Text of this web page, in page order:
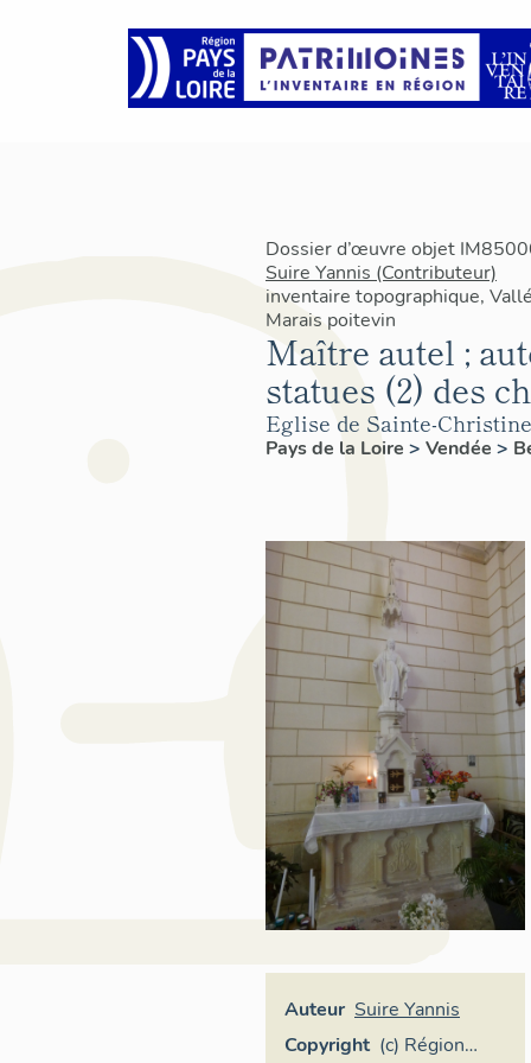
Dossier d’œuvre objet
Suire Yannis (Contributeur)
inventaire topographique,
Marais poitevin
Maître autel ;
statues (2) des
Eglise de Sainte-
Pays de la Loire > Vendée >
Auteur Suire Yannis
Copyright (c) Région